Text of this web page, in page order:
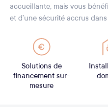
accueillante, mais vous
et d’une sécurité accrus
Solutions de
financement sur-
mesure